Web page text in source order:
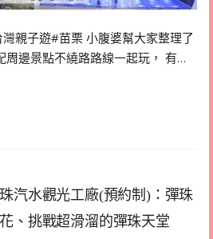
親子遊#苗栗 小腹婆幫大家整理了
周邊景點不繞路路線一起玩， 有…
汽水觀光工廠(預約制)：彈珠
、挑戰超滑溜的彈珠天堂